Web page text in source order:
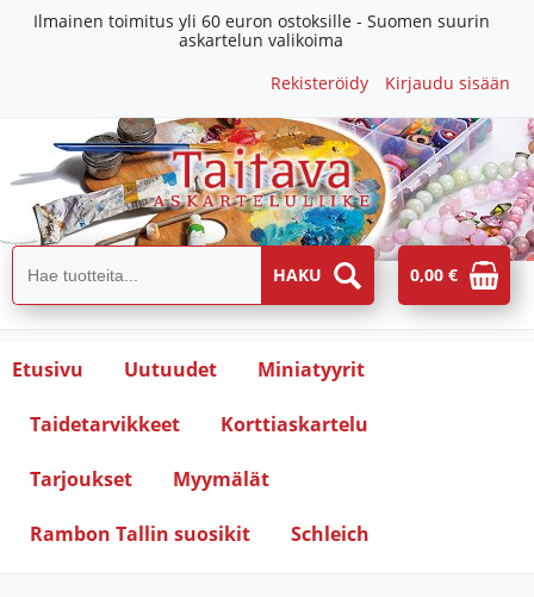
Ilmainen toimitus yli 60 euron ostoksille - Suomen suurin
askartelun valikoima
Rekisteröidy
Kirjaudu sisään
0,00 €
Etusivu Uutuudet Miniatyyrit
Taidetarvikkeet Korttiaskartelu
Tarjoukset Myymälät
Rambon Tallin suosikit Schleich